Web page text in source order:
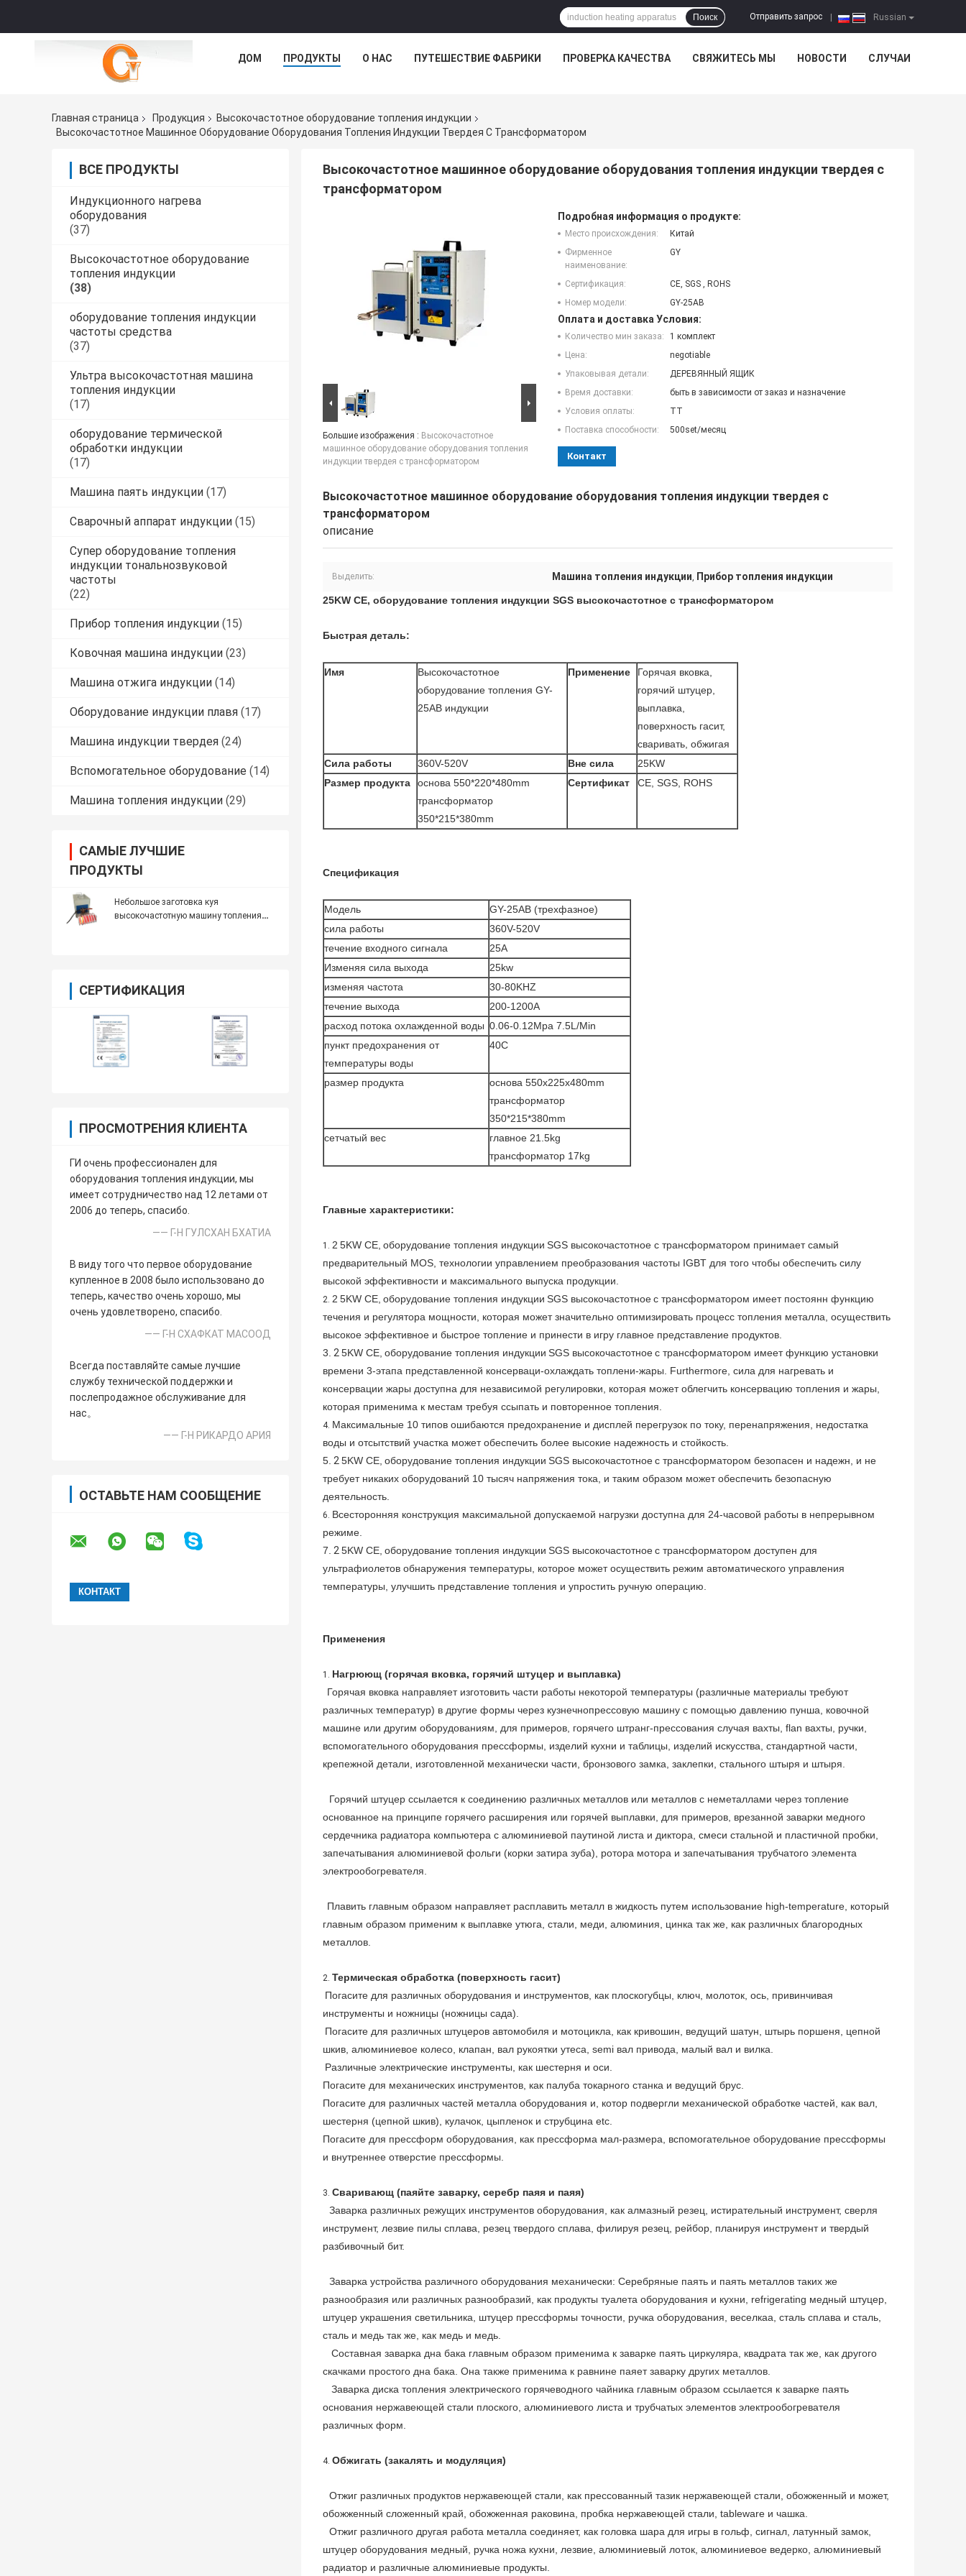
Russian
Отправить запрос
Поиск
ДОМ ПРОДУКТЫ О НАС ПУТЕШЕСТВИЕ ФАБРИКИ ПРОВЕРКА КАЧЕСТВА СВЯЖИТЕСЬ МЫ НОВОСТИ СЛУЧАИ
Главная страница Продукция
Высокочастотное оборудование топления индукции
Высокочастотное Машинное Оборудование Оборудования Топления Индукции Твердея С Трансформатором
ВСЕ ПРОДУКТЫ
Индукционного нагрева
оборудования
(37)
Высокочастотное оборудование
топления индукции
(38)
оборудование топления индукции
частоты средства
(37)
Ультра высокочастотная машина
топления индукции
(17)
оборудование термической
обработки индукции
(17)
Машина паять индукции (17)
Сварочный аппарат индукции (15)
Супер оборудование топления
индукции тональнозвуковой
частоты
(22)
Прибор топления индукции (15)
Ковочная машина индукции (23)
Машина отжига индукции (14)
Оборудование индукции плавя (17)
Машина индукции твердея (24)
Вспомогательное оборудование (14)
Машина топления индукции (29)
САМЫЕ ЛУЧШИЕ
ПРОДУКТЫ
Небольшое заготовка куя
высокочастотную машину топления
СЕРТИФИКАЦИЯ
ПРОСМОТРЕНИЯ КЛИЕНТА
ГИ очень профессионален для
оборудования топления индукции, мы
имеет сотрудничество над 12 летами от
2006 до теперь, спасибо.
—— Г-Н ГУЛСХАН БХАТИА
В виду того что первое оборудование
купленное в 2008 было использовано до
теперь, качество очень хорошо, мы
очень удовлетворено, спасибо.
—— Г-Н СХАФКАТ МАСООД
Всегда поставляйте самые лучшие
службу технической поддержки и
послепродажное обслуживание для
нас。
—— Г-Н РИКАРДО АРИЯ
ОСТАВЬТЕ НАМ СООБЩЕНИЕ
Высокочастотное машинное оборудование оборудования топления индукции твердея с
трансформатором
Большие изображения : Высокочастотное
машинное оборудование оборудования топления
индукции твердея с трансформатором
Подробная информация о продукте:
Место происхождения:
Китай
Фирменное
наименование:
GY
Сертификация:
CE, SGS , ROHS
Номер модели:
GY-25AB
Оплата и доставка Условия:
Количество мин заказа:
1 комплект
Цена:
negotiable
Упаковывая детали:
ДЕРЕВЯННЫЙ ЯЩИК
Время доставки:
быть в зависимости от заказ и назначение
Условия оплаты:
TT
Поставка способности:
500set/месяц
Контакт
Высокочастотное машинное оборудование оборудования топления индукции твердея с
трансформатором
описание
Выделить: Машина топления индукции Прибор топления индукции
25KW CE, оборудование топления индукции SGS высокочастотное с трансформатором
Быстрая деталь:
Имя
Высокочастотное
оборудование топления GY-
25AB индукции
Применение
Горячая вковка,
горячий штуцер,
выплавка,
поверхность гасит,
сваривать, обжигая
Сила работы
360V-520V Вне сила
25KW
Размер продукта
основа 550*220*480mm
трансформатор
350*215*380mm
Сертификат CE, SGS, ROHS
Спецификация
Модель
GY-25AB (трехфазное)
сила работы
360V-520V
течение входного сигнала
25A
Изменяя сила выхода
25kw
изменяя частота
30-80KHZ
течение выхода
200-1200A
расход потока охлажденной воды 0.06-0.12Mpa 7.5L/Min
пункт предохранения от
температуры воды
40C
размер продукта
основа 550x225x480mm
трансформатор
350*215*380mm
сетчатый вес
главное 21.5kg
трансформатор 17kg
Главные характеристики:
1. 2 5KW CE, оборудование топления индукции SGS высокочастотное с трансформатором принимает самый
предварительный MOS, технологии управлением преобразования частоты IGBT для того чтобы обеспечить силу
высокой эффективности и максимального выпуска продукции.
2. 2 5KW CE, оборудование топления индукции SGS высокочастотноес трансформатором имеет постоянн функцию
течения и регулятора мощности, которая может значительно оптимизировать процесс топления металла, осуществить
высокое эффективное и быстрое топление и принести в игру главное представление продуктов.
3. 2 5KW CE, оборудование топления индукции SGS высокочастотноес трансформатором имеет функцию установки
времени 3-этапа представленной консерваци-охлаждать топлени-жары. Furthermore, сила для нагревать и
консервации жары доступна для независимой регулировки, которая может облегчить консервацию топления и жары,
которая применима к местам требуя ссыпать и повторенное топления.
4. Максимальные 10 типов ошибаются предохранение и дисплей перегрузок по току, перенапряжения, недостатка
воды и отсытствий участка может обеспечить более высокие надежность и стойкость.
5. 2 5KW CE, оборудование топления индукции SGS высокочастотноес трансформатором безопасен и надежн, и не
требует никаких оборудований 10 тысяч напряжения тока, и таким образом может обеспечить безопасную
деятельность.
6. Всесторонняя конструкция максимальной допускаемой нагрузки доступна для 24-часовой работы в непрерывном
режиме.
7. 2 5KW CE, оборудование топления индукции SGS высокочастотноес трансформатором доступен для
ультрафиолетов обнаружения температуры, которое может осуществить режим автоматического управления
температуры, улучшить представление топления и упростить ручную операцию.
Применения
1. Нагрюющ (горячая вковка, горячий штуцер и выплавка)
Горячая вковка направляет изготовить части работы некоторой температуры (различные материалы требуют
различных температур) в другие формы через кузнечнопрессовую машину с помощью давлению пунша, ковочной
машине или другим оборудованиям, для примеров, горячего штранг-прессования случая вахты, flan вахты, ручки,
вспомогательного оборудования прессформы, изделий кухни и таблицы, изделий искусства, стандартной части,
крепежной детали, изготовленной механически части, бронзового замка, заклепки, стального штыря и штыря.
Горячий штуцер ссылается к соединению различных металлов или металлов с неметаллами через топление
основанное на принципе горячего расширения или горячей выплавки, для примеров, врезанной заварки медного
сердечника радиатора компьютера с алюминиевой паутиной листа и диктора, смеси стальной и пластичной пробки,
запечатывания алюминиевой фольги (корки затира зуба), ротора мотора и запечатывания трубчатого элемента
электрообогревателя.
Плавить главным образом направляет расплавить металл в жидкость путем использование high-temperature, который
главным образом применим к выплавке утюга, стали, меди, алюминия, цинка так же, как различных благородных
металлов.
2. Термическая обработка (поверхность гасит)
Погасите для различных оборудования и инструментов, как плоскогубцы, ключ, молоток, ось, привинчивая
инструменты и ножницы (ножницы сада).
Погасите для различных штуцеров автомобиля и мотоцикла, как кривошин, ведущий шатун, штырь поршеня, цепной
шкив, алюминиевое колесо, клапан, вал рукоятки утеса, semi вал привода, малый вал и вилка.
Различные электрические инструменты, как шестерня и оси.
Погасите для механических инструментов, как палуба токарного станка и ведущий брус.
Погасите для различных частей металла оборудования и, котор подвергли механической обработке частей, как вал,
шестерня (цепной шкив), кулачок, цыпленок и струбцина etc.
Погасите для прессформ оборудования, как прессформа мал-размера, вспомогательное оборудование прессформы
и внутреннее отверстие прессформы.
3. Сваривающ (паяйте заварку, серебр паяя и паяя)
Заварка различных режущих инструментов оборудования, как алмазный резец, истирательный инструмент, сверля
инструмент, лезвие пилы сплава, резец твердого сплава, филируя резец, рейбор, планируя инструмент и твердый
разбивочный бит.
Заварка устройства различного оборудования механически: Серебряные паять и паять металлов таких же
разнообразия или различных разнообразий, как продукты туалета оборудования и кухни, refrigerating медный штуцер,
штуцер украшения светильника, штуцер прессформы точности, ручка оборудования, веселкаа, сталь сплава и сталь,
сталь и медь так же, как медь и медь.
Составная заварка дна бака главным образом применима к заварке паять циркуляра, квадрата так же, как другого
скачками простого дна бака. Она также применима к равнине паяет заварку других металлов.
Заварка диска топления электрического горячеводного чайника главным образом ссылается к заварке паять
основания нержавеющей стали плоского, алюминиевого листа и трубчатых элементов электрообогревателя
различных форм.
4. Обжигать (закалять и модуляция)
Отжиг различных продуктов нержавеющей стали, как прессованный тазик нержавеющей стали, обожженный и может,
обожженный сложенный край, обожженная раковина, пробка нержавеющей стали, tableware и чашка.
Отжиг различного другая работа металла соединяет, как головка шара для игры в гольф, сигнал, латунный замок,
штуцер оборудования медный, ручка ножа кухни, лезвие, алюминиевый лоток, алюминиевое ведерко, алюминиевый
радиатор и различные алюминиевые продукты.